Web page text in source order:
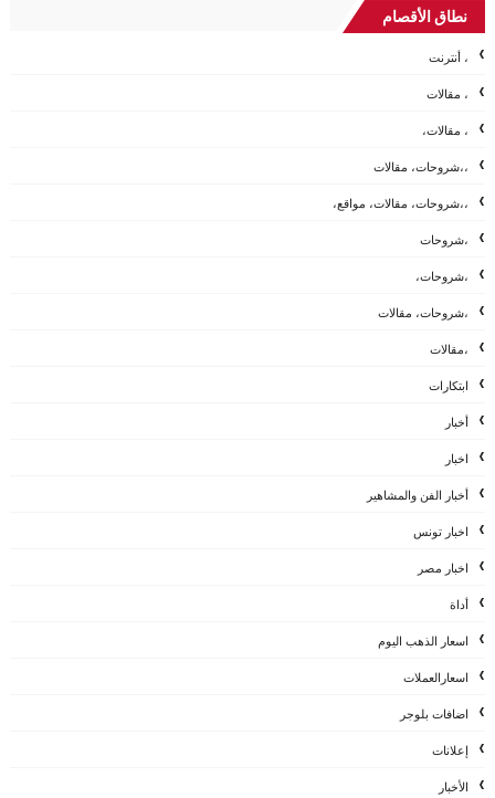
نطاق الأقصام
، أنترنت
، مقالات
، مقالات،
،،شروحات، مقالات
،،شروحات، مقالات، مواقع،
،شروحات
،شروحات،
،شروحات، مقالات
،مقالات
ابتكارات
أخبار
اخبار
أخبار الفن والمشاهير
اخبار تونس
اخبار مصر
أداة
اسعار الذهب اليوم
اسعارالعملات
اضافات بلوجر
إعلانات
الأخبار